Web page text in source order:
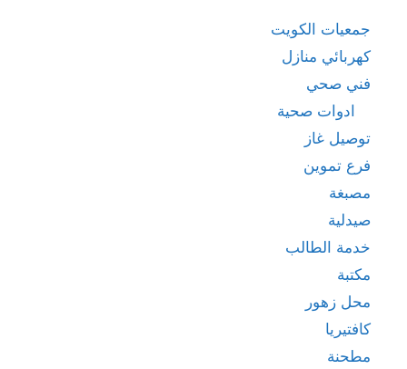
جمعيات الكويت
كهربائي منازل
فني صحي
ادوات صحية
توصيل غاز
فرع تموين
مصبغة
صيدلية
خدمة الطالب
مكتبة
محل زهور
كافتيريا
مطحنة